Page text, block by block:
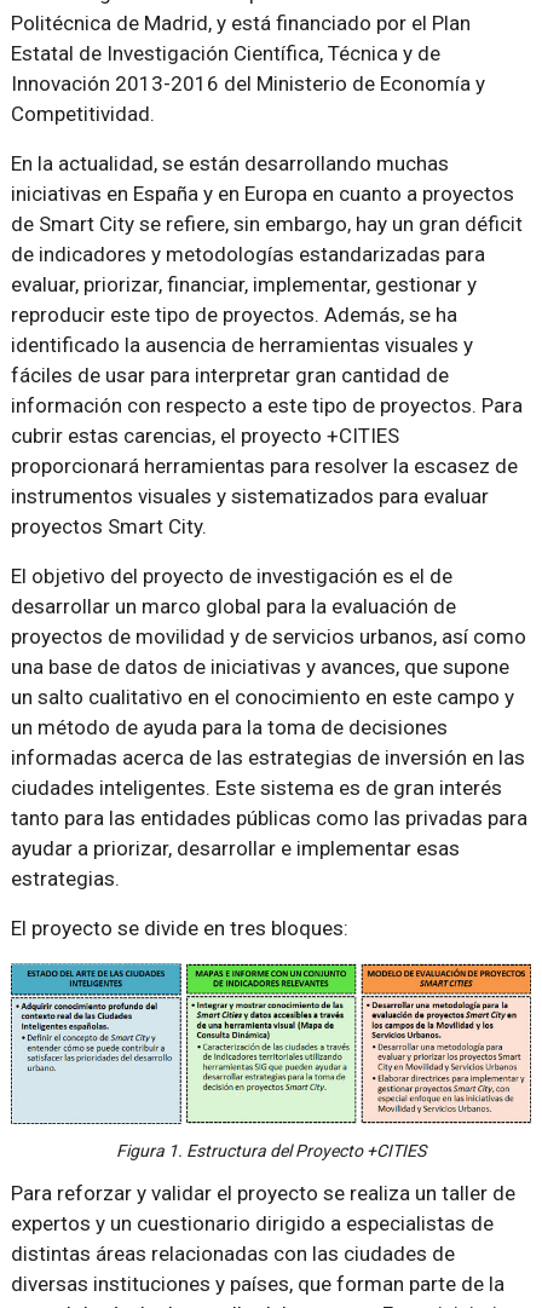
Politécnica de Madrid, y está financiado por el Plan
Estatal de Investigación Científica, Técnica y de
Innovación 2013-2016 del Ministerio de Economía y
Competitividad.
En la actualidad, se están desarrollando muchas
iniciativas en España y en Europa en cuanto a proyectos
de Smart City se refiere, sin embargo, hay un gran déficit
de indicadores y metodologías estandarizadas para
evaluar, priorizar, financiar, implementar, gestionar y
reproducir este tipo de proyectos. Además, se ha
identificado la ausencia de herramientas visuales y
fáciles de usar para interpretar gran cantidad de
información con respecto a este tipo de proyectos. Para
cubrir estas carencias, el proyecto +CITIES
proporcionará herramientas para resolver la escasez de
instrumentos visuales y sistematizados para evaluar
proyectos Smart City.
El objetivo del proyecto de investigación es el de
desarrollar un marco global para la evaluación de
proyectos de movilidad y de servicios urbanos, así como
una base de datos de iniciativas y avances, que supone
un salto cualitativo en el conocimiento en este campo y
un método de ayuda para la toma de decisiones
informadas acerca de las estrategias de inversión en las
ciudades inteligentes. Este sistema es de gran interés
tanto para las entidades públicas como las privadas para
ayudar a priorizar, desarrollar e implementar esas
estrategias.
El proyecto se divide en tres bloques:
Figura 1. Estructura del Proyecto +CITIES
Para reforzar y validar el proyecto se realiza un taller de
expertos y un cuestionario dirigido a especialistas de
distintas áreas relacionadas con las ciudades de
diversas instituciones y países, que forman parte de la